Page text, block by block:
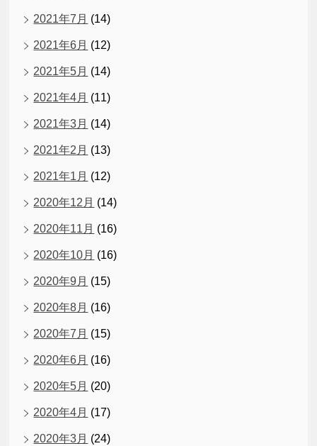
2021年7月 (14)
2021年6月 (12)
2021年5月 (14)
2021年4月 (11)
2021年3月 (14)
2021年2月 (13)
2021年1月 (12)
2020年12月 (14)
2020年11月 (16)
2020年10月 (16)
2020年9月 (15)
2020年8月 (16)
2020年7月 (15)
2020年6月 (16)
2020年5月 (20)
2020年4月 (17)
2020年3月 (24)